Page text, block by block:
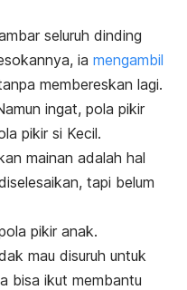
seluruh dinding
ia mengambil
membereskan lagi.
ingat, pola pikir
pikir si Kecil.
mainan adalah hal
tapi belum
pikir anak.
mau disuruh untuk
bisa ikut membantu